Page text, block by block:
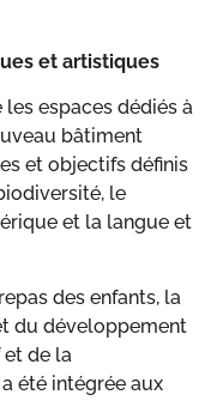
et artistiques
espaces dédiés à
bâtiment
et objectifs définis
le
et la langue et
des enfants, la
du développement
de la
été intégrée aux